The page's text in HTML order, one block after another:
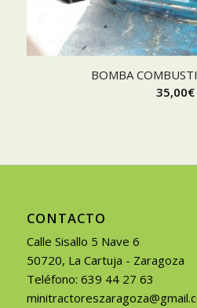
BOMBA
35,00€
CONTACTO
Calle Sisallo 5 Nave 6
50720, La Cartuja - Zaragoza
Teléfono: 639 44 27 63